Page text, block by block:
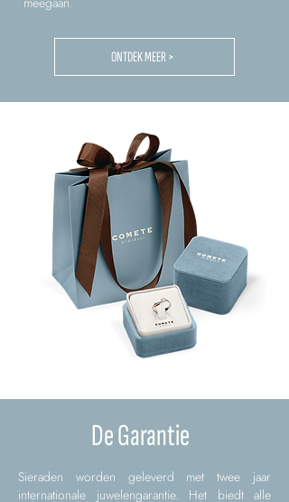
ONTDEK MEER >
De Garantie
Sieraden worden geleverd met twee jaar
internationale juwelengarantie. Het biedt alle